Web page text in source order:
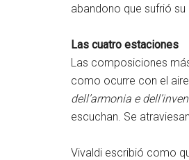
abandono que sufrió
Las cuatro estaciones
Las composiciones
como ocurre con el
dell’armonia e
escuchan. Se
Vivaldi escribió como